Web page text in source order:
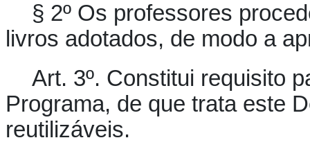
§ 2º Os professores
livros adotados, de modo a
Art. 3º. Constitui requisito
Programa, de que trata este
reutilizáveis.